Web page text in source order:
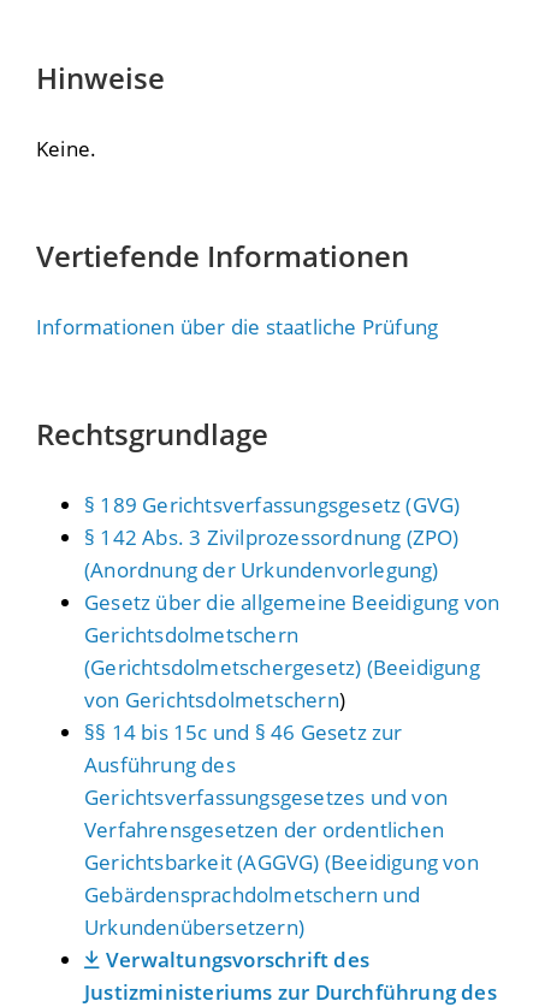
Hinweise
Keine.
Vertiefende Informationen
Informationen über die staatliche Prüfung
Rechtsgrundlage
§ 189 Gerichtsverfassungsgesetz (GVG)
§ 142 Abs. 3 Zivilprozessordnung (ZPO)
(Anordnung der Urkundenvorlegung)
Gesetz über die allgemeine Beeidigung von
Gerichtsdolmetschern
(Gerichtsdolmetschergesetz) (Beeidigung
von Gerichtsdolmetschern)
§§ 14 bis 15c und § 46 Gesetz zur
Ausführung des
Gerichtsverfassungsgesetzes und von
Verfahrensgesetzen der ordentlichen
Gerichtsbarkeit (AGGVG) (Beeidigung von
Gebärdensprachdolmetschern und
Urkundenübersetzern)
Verwaltungsvorschrift des
Justizministeriums zur Durchführung des